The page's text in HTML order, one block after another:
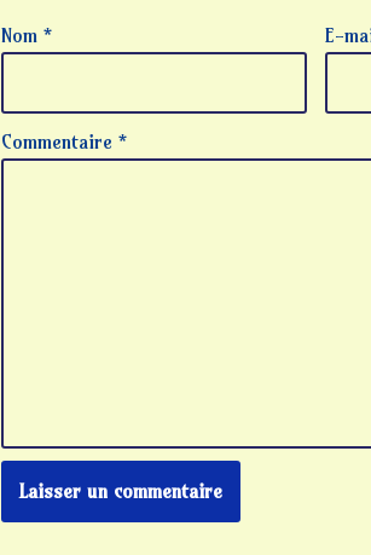
Nom * E-
Commentaire *